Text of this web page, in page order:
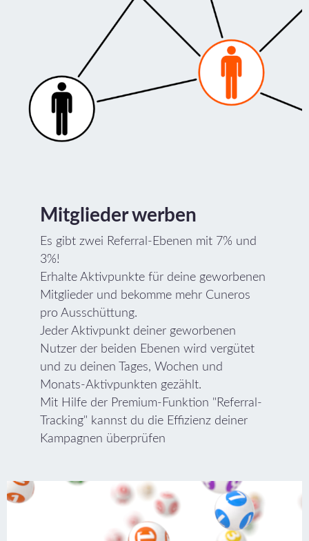
Mitglieder werben
Es gibt zwei Referral-Ebenen mit 7% und
3%!
Erhalte Aktivpunkte für deine geworbenen
Mitglieder und bekomme mehr Cuneros
pro Ausschüttung.
Jeder Aktivpunkt deiner geworbenen
Nutzer der beiden Ebenen wird vergütet
und zu deinen Tages, Wochen und
Monats-Aktivpunkten gezählt.
Mit Hilfe der Premium-Funktion "Referral-
Tracking" kannst du die Effizienz deiner
Kampagnen überprüfen